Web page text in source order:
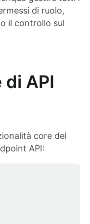
di ruolo,
il controllo sul
API
core del
API: